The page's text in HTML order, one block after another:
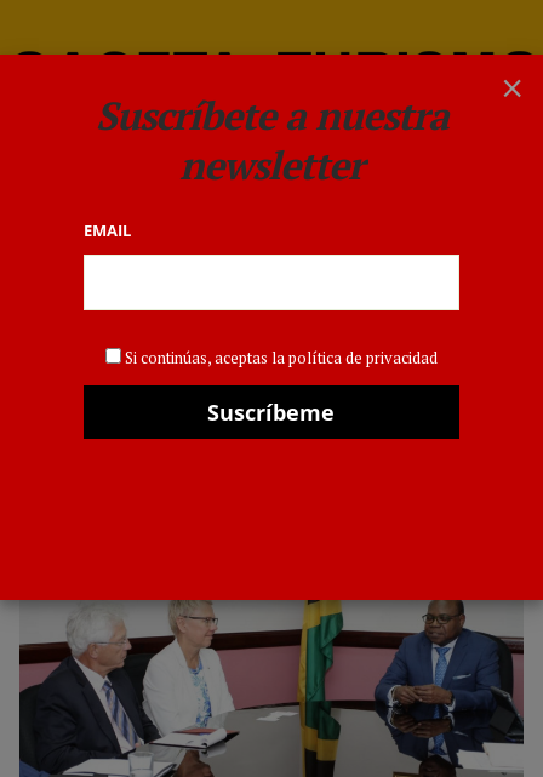
Jamaica explora nuevas
conexiones aéreas en
×
Suscríbete a nuestra
newsletter
EMAIL
Si continúas, aceptas la política de privacidad